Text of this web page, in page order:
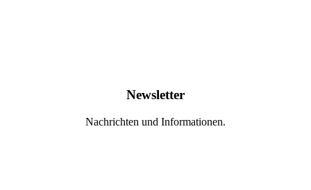
Newsletter
Nachrichten und Informationen.